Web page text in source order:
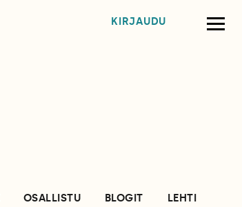
KIRJAUDU
OSALLISTU BLOGIT
LEHTI